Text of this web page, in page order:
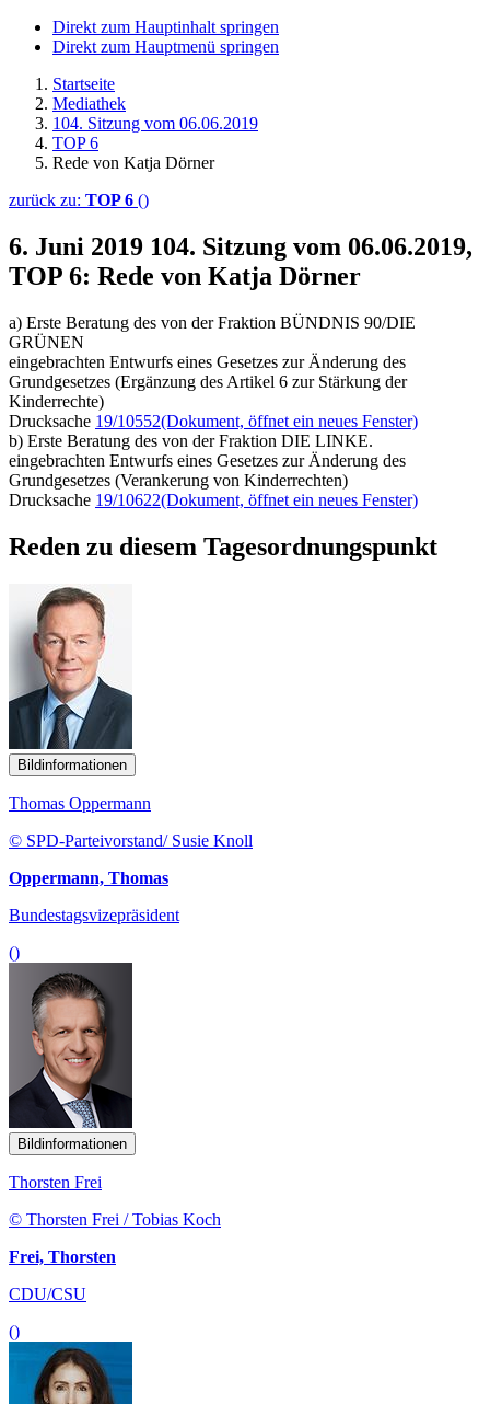
Direkt zum Hauptinhalt springen
Direkt zum Hauptmenü springen
Startseite
Mediathek
104. Sitzung vom 06.06.2019
TOP 6
Rede von Katja Dörner
zurück zu: TOP 6 ()
6. Juni 2019 104. Sitzung vom 06.06.2019,
TOP 6: Rede von Katja Dörner
a) Erste Beratung des von der Fraktion BÜNDNIS 90/DIE
GRÜNEN
eingebrachten Entwurfs eines Gesetzes zur Änderung des
Grundgesetzes (Ergänzung des Artikel 6 zur Stärkung der
Kinderrechte)
Drucksache 19/10552(Dokument, öffnet ein neues Fenster)
b) Erste Beratung des von der Fraktion DIE LINKE.
eingebrachten Entwurfs eines Gesetzes zur Änderung des
Grundgesetzes (Verankerung von Kinderrechten)
Drucksache 19/10622(Dokument, öffnet ein neues Fenster)
Reden zu diesem Tagesordnungspunkt
Bildinformationen
Thomas Oppermann
© SPD-Parteivorstand/ Susie Knoll
Oppermann, Thomas
Bundestagsvizepräsident
()
Bildinformationen
Thorsten Frei
© Thorsten Frei / Tobias Koch
Frei, Thorsten
CDU/CSU
()